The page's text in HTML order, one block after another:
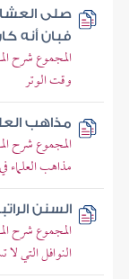
صلى
فبان أنه
المجموع شرح
وقت الوتر
مذاهب
المجموع شرح
مذاهب العلماء
السنن
المجموع شرح
النوافل التي لا